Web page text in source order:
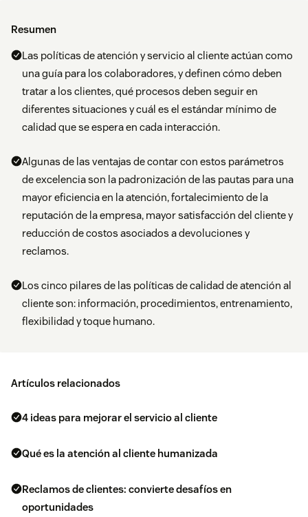
Resumen
Las políticas de atención y servicio al cliente actúan como
una guía para los colaboradores, y definen cómo deben
tratar a los clientes, qué procesos deben seguir en
diferentes situaciones y cuál es el estándar mínimo de
calidad que se espera en cada interacción.
Algunas de las ventajas de contar con estos parámetros
de excelencia son la padronización de las pautas para una
mayor eficiencia en la atención, fortalecimiento de la
reputación de la empresa, mayor satisfacción del cliente y
reducción de costos asociados a devoluciones y
reclamos.
Los cinco pilares de las políticas de calidad de atención al
cliente son: información, procedimientos, entrenamiento,
flexibilidad y toque humano.
Artículos relacionados
4 ideas para mejorar el servicio al cliente
Qué es la atención al cliente humanizada
Reclamos de clientes: convierte desafíos en
oportunidades